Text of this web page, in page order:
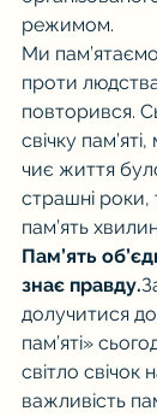
режимом.
Ми
проти
повторився.
свічку
чиє життя
страшні
пам’ять
Пам’ять
знає правду.
долучитися до
пам’яті»
світло свічок
важливість